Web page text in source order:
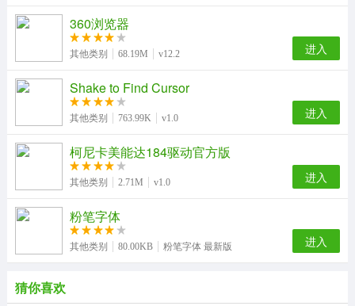
360浏览器
其他类别 68.19M v12.2 进入
Shake to Find Cursor
其他类别 763.99K v1.0 进入
柯尼卡美能达184驱动官方版
其他类别 2.71M v1.0 进入
粉笔字体
其他类别 80.00KB 粉笔字体 最新版 进入
猜你喜欢